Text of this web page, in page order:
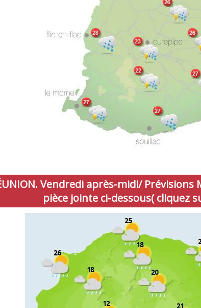
Vendredi après-midi/ Prévisions
pièce jointe ci-dessous( cliquez